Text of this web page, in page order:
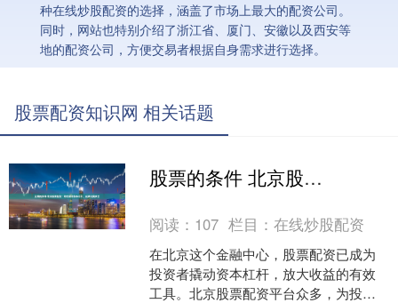
种在线炒股配资的选择，涵盖了市场上最大的配资公司。
同时，网站也特别介绍了浙江省、厦门、安徽以及西安等
地的配资公司，方便交易者根据自身需求进行选择。
股票配资知识网 相关话题
股票的条件 北京股票配资：助您撬动资本杠杆，成就投资梦想
阅读： 107 栏目：在线炒股配资
在北京这个金融中心，股票配资已成为
投资者撬动资本杠杆，放大收益的有效
工具。北京股票配资平台众多，为投资